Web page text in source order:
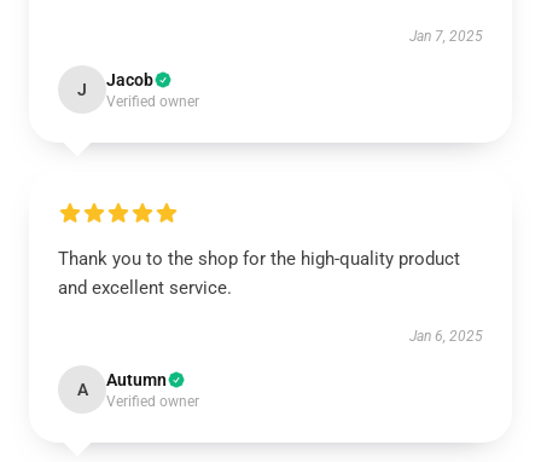
Jan 7, 2025
J Jacob
Verified owner
Thank you to the shop for the high-quality product
and excellent service.
Jan 6, 2025
A Autumn
Verified owner